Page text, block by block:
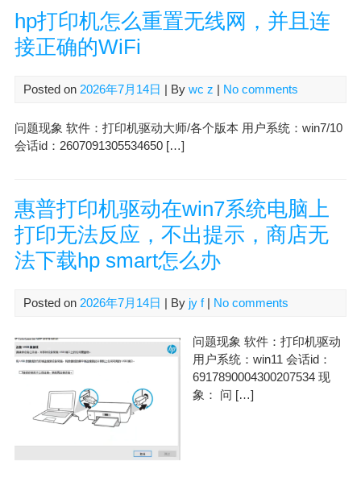
hp打印机怎么重置无线网，并且连
接正确的WiFi
Posted on 2026年7月14日 | By wc z | No comments
问题现象 软件：打印机驱动大师/各个版本 用户系统：win7/10
会话id：2607091305534650 […]
惠普打印机驱动在win7系统电脑上
打印无法反应，不出提示，商店无
法下载hp smart怎么办
Posted on 2026年7月14日 | By jy f| No comments
问题现象 软件：打印机驱动
用户系统：win11 会话id：
6917890004300207534 现
象： 问 […]